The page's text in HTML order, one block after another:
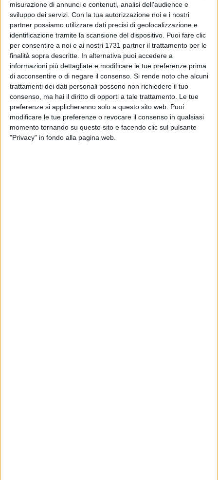
misurazione di annunci e contenuti, analisi dell'audience e
sviluppo dei servizi. Con la tua autorizzazione noi e i nostri
partner possiamo utilizzare dati precisi di geolocalizzazione e
identificazione tramite la scansione del dispositivo. Puoi fare clic
per consentire a noi e ai nostri 1731 partner il trattamento per le
finalità sopra descritte. In alternativa puoi accedere a
informazioni più dettagliate e modificare le tue preferenze prima
di acconsentire o di negare il consenso. Si rende noto che alcuni
trattamenti dei dati personali possono non richiedere il tuo
consenso, ma hai il diritto di opporti a tale trattamento. Le tue
preferenze si applicheranno solo a questo sito web. Puoi
modificare le tue preferenze o revocare il consenso in qualsiasi
momento tornando su questo sito e facendo clic sul pulsante
"Privacy" in fondo alla pagina web.
Nuove strade intitolate a illustri cittadini di
Barletta
BARLETTA - 1 MAGGIO 2018
Ex distilleria di Barletta, assegnati altri sei
alloggi per anziani
BARLETTA - 1 MAGGIO 2018
Intitolato a San Giuseppe Marello il sottovia
della Madonna dello Sterpeto
5 BARLETTA - 30 APRILE 2018
Sottovia Einaudi di Barletta, finalmente domani